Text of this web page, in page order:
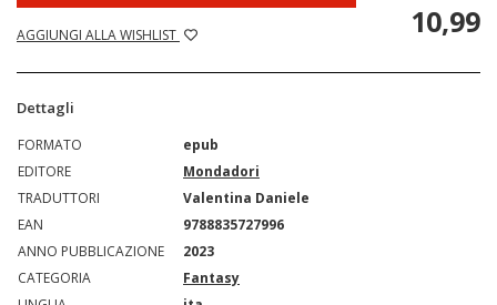
AGGIUNGI ALLA WISHLIST
10,99
Dettagli
FORMATO
epub
EDITORE
Mondadori
TRADUTTORI
Valentina Daniele
EAN
9788835727996
ANNO PUBBLICAZIONE
2023
CATEGORIA
Fantasy